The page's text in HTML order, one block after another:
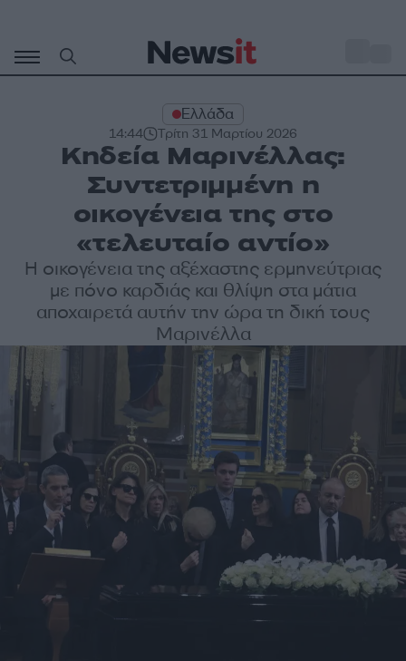
περιεχόμενο
Ελλάδα
14:44 Τρίτη 31 Μαρτίου 2026
Κηδεία Μαρινέλλας:
Συντετριμμένη η
οικογένεια της στο
«τελευταίο αντίο»
Η οικογένεια της αξέχαστης ερμηνεύτριας
με πόνο καρδιάς και θλίψη στα μάτια
αποχαιρετά αυτήν την ώρα τη δική τους
Μαρινέλλα